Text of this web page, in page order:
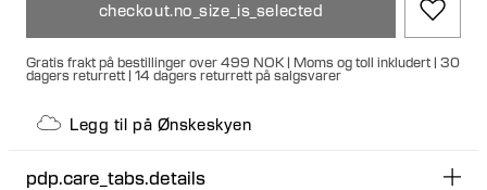
checkout.no_size_is_selected
Gratis frakt på bestillinger over 499 NOK | Moms og toll inkludert | 30
dagers returrett | 14 dagers returrett på salgsvarer
Legg til på Ønskeskyen
pdp.care_tabs.details